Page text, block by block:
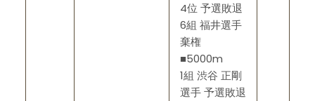
4位 予選敗退
6組 福井選手
棄権
■5000m
1組 渋谷 正剛
選手 予選敗退